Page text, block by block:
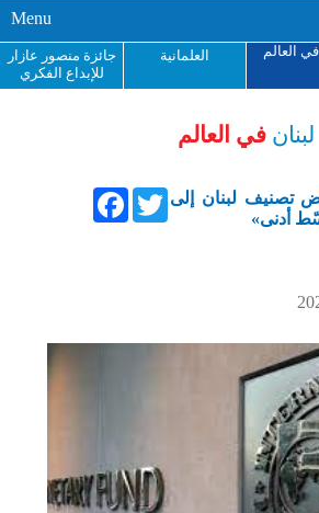
Menu
العالم العلمانية
جائزة منصور عازار
للإبداع الفكري
لبنان في العالم
FacebookTwitter تصنيف لبنان إلى
أدنى»